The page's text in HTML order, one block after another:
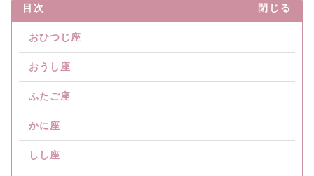
目次 閉じる
おひつじ座
おうし座
ふたご座
かに座
しし座